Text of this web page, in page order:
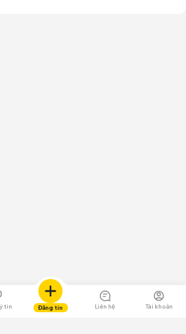
tin Đăng tin Liên hệ Tài khoản